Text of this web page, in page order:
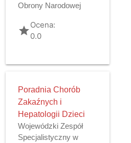
Obrony Narodowej
gradeOcena:
0.0
Poradnia Chorób
Zakaźnych i
Hepatologii Dzieci
Wojewódzki Zespół
Specjalistyczny w